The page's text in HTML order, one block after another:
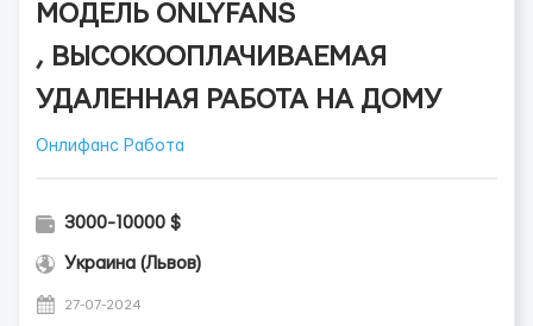
МОДЕЛЬ ONLYFANS
, ВЫСОКООПЛАЧИВАЕМАЯ
УДАЛЕННАЯ РАБОТА НА ДОМУ
Онлифанс Работа
3000-10000 $
Украина (Львов)
27-07-2024